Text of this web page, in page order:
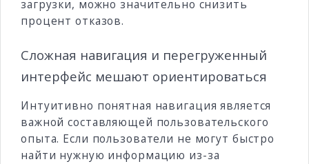
загрузки, можно значительно снизить
процент отказов.
Сложная навигация и перегруженный
интерфейс мешают ориентироваться
Интуитивно понятная навигация является
важной составляющей пользовательского
опыта. Если пользователи не могут быстро
найти нужную информацию из-за